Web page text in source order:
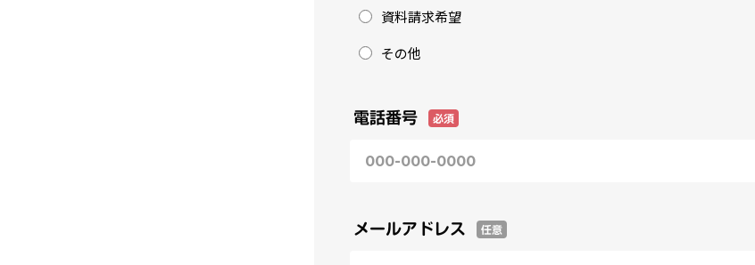
資料請求希望
その他
電話番号 必須
メールアドレス 任意